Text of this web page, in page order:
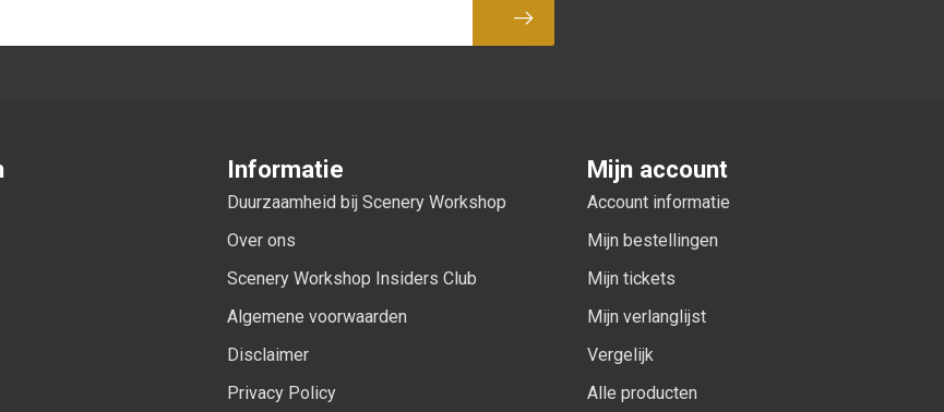
Abonneer
Informatie
Duurzaamheid bij Scenery Workshop
Over ons
Scenery Workshop Insiders Club
Algemene voorwaarden
Disclaimer
Privacy Policy
Mijn account
Account informatie
Mijn bestellingen
Mijn tickets
Mijn verlanglijst
Vergelijk
Alle producten